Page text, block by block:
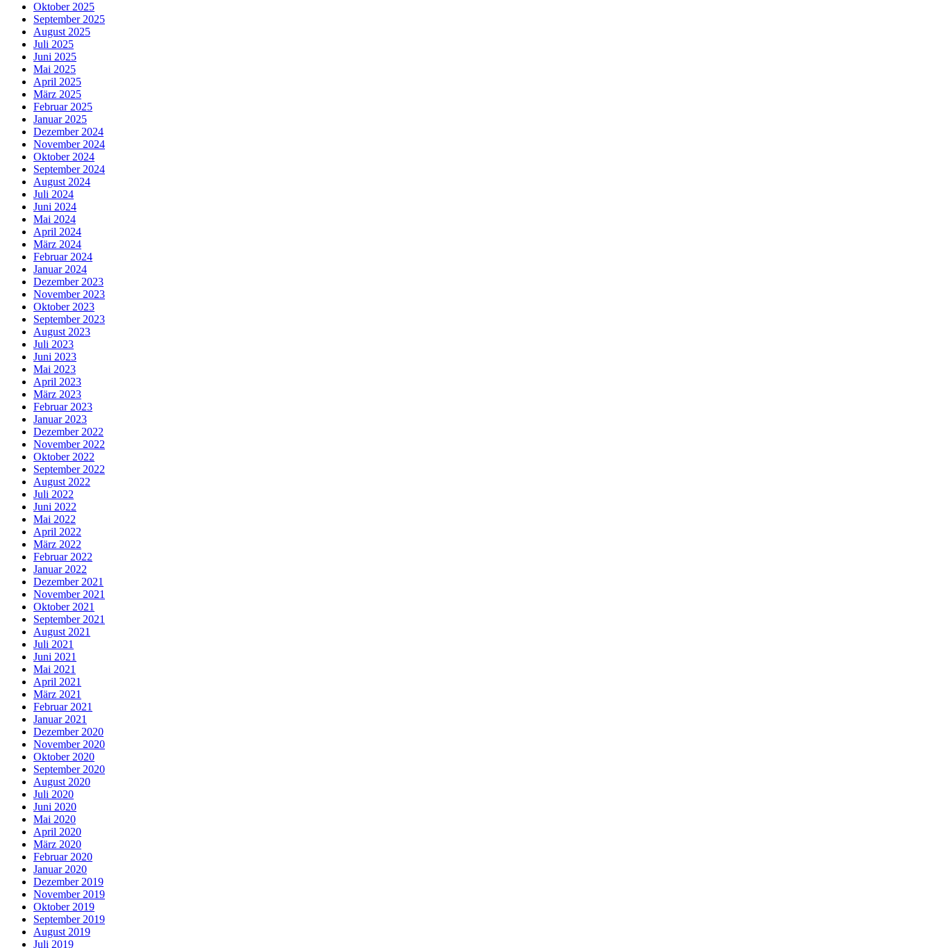
Oktober 2025
September 2025
August 2025
Juli 2025
Juni 2025
Mai 2025
April 2025
März 2025
Februar 2025
Januar 2025
Dezember 2024
November 2024
Oktober 2024
September 2024
August 2024
Juli 2024
Juni 2024
Mai 2024
April 2024
März 2024
Februar 2024
Januar 2024
Dezember 2023
November 2023
Oktober 2023
September 2023
August 2023
Juli 2023
Juni 2023
Mai 2023
April 2023
März 2023
Februar 2023
Januar 2023
Dezember 2022
November 2022
Oktober 2022
September 2022
August 2022
Juli 2022
Juni 2022
Mai 2022
April 2022
März 2022
Februar 2022
Januar 2022
Dezember 2021
November 2021
Oktober 2021
September 2021
August 2021
Juli 2021
Juni 2021
Mai 2021
April 2021
März 2021
Februar 2021
Januar 2021
Dezember 2020
November 2020
Oktober 2020
September 2020
August 2020
Juli 2020
Juni 2020
Mai 2020
April 2020
März 2020
Februar 2020
Januar 2020
Dezember 2019
November 2019
Oktober 2019
September 2019
August 2019
Juli 2019